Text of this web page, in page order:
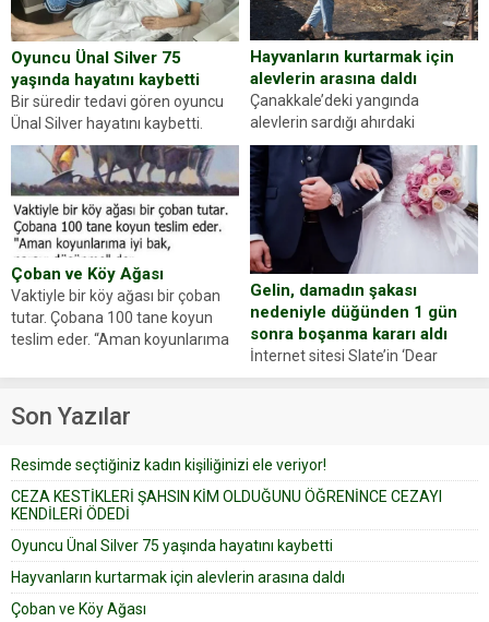
evraklarda eksik olduğunu...
Oyuncu Ünal Silver 75
yaşında hayatını kaybetti
Bir süredir tedavi gören oyuncu
Ünal Silver hayatını kaybetti.
Haberi, oyuncunun menajerlik
ajansı duyurdu. Renda Güner,
sosyal medya hesabında “Usta
Oyuncumuz ve çok değerli
dostumuz...
Hayvanların kurtarmak için
alevlerin arasına daldı
Çanakkale’deki yangında
alevlerin sardığı ahırdaki
hayvanlarını kurtarmak isteyen
Zeki Demir (66) ölümden döndü.
Yüzünde ve ellerinde yanıklar
oluşan Demir, kâbus dolu anları
anlattı… Merkeze bağlı...
Çoban ve Köy Ağası
Vaktiyle bir köy ağası bir çoban
tutar. Çobana 100 tane koyun
teslim eder. “Aman koyunlarıma
Çoban koyunları alır gider. Aylar...
Gelin, damadın şakası
nedeniyle düğünden 1 gün
sonra boşanma kararı aldı
İnternet sitesi Slate’in ‘Dear
Prudence’ isimli tavsiye köşesine
yapıştırdığı için düğünden...
Son Yazılar
Resimde seçtiğiniz kadın kişiliğinizi ele veriyor!
CEZA KESTİKLERİ ŞAHSIN KİM OLDUĞUNU ÖĞRENİNCE CEZAYI
KENDİLERİ ÖDEDİ
Oyuncu Ünal Silver 75 yaşında hayatını kaybetti
Hayvanların kurtarmak için alevlerin arasına daldı
Çoban ve Köy Ağası